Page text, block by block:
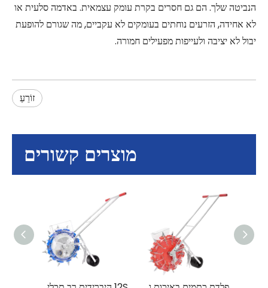
הנביטה שלך. הם גם חסרים בקרת עומק עצמאית. באדמה סלעית או
לא אחידה, הזרעים נוחתים בעומקים לא עקביים, מה שגורם להופעת
יבול לא יציבה ולעייפות מפעילים חמורה.
זוֹרֵעַ
מוצרים קשורים